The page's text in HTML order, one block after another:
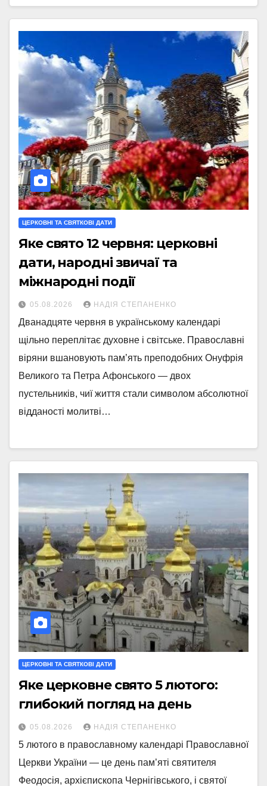
ЦЕРКОВНІ ТА СВЯТКОВІ ДАТИ
Яке свято 12 червня: церковні
дати, народні звичаї та
міжнародні події
05.08.2026 НАДІЯ СТЕПАНЕНКО
Дванадцяте червня в українському календарі
щільно переплітає духовне і світське. Православні
віряни вшановують пам’ять преподобних Онуфрія
Великого та Петра Афонського — двох
пустельників, чиї життя стали символом абсолютної
відданості молитві…
ЦЕРКОВНІ ТА СВЯТКОВІ ДАТИ
Яке церковне свято 5 лютого:
глибокий погляд на день
05.08.2026 НАДІЯ СТЕПАНЕНКО
5 лютого в православному календарі Православної
Церкви України — це день пам’яті святителя
Феодосія, архієпископа Чернігівського, і святої